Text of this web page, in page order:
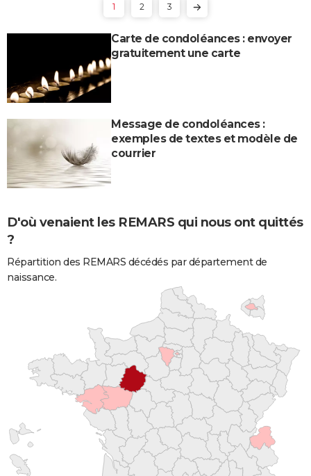
1 2 3
Carte de condoléances : envoyer
gratuitement une carte
Message de condoléances :
exemples de textes et modèle de
courrier
D'où venaient les REMARS qui nous ont quittés
?
Répartition des REMARS décédés par département de
naissance.